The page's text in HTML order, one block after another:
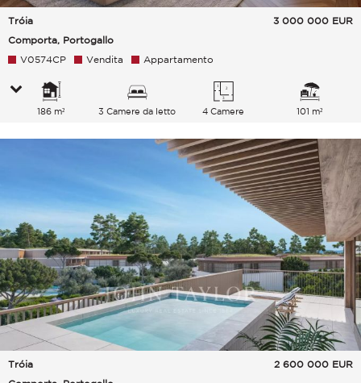
Tróia
Comporta, Portogallo
3 000 000 EUR
V0574CP Vendita Appartamento
186 m² 3 Camere da letto 4 Camere 101 m²
Tróia
2 600 000 EUR